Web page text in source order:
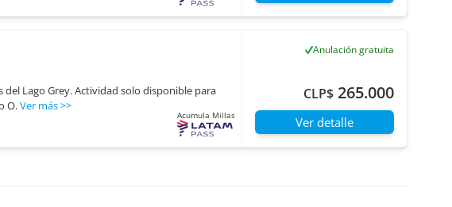
Acumula Millas
del Lago Grey. Actividad solo disponible para
O.Ver más>>
Anulación gratuita
CLP$ 265.000
Ver detalle